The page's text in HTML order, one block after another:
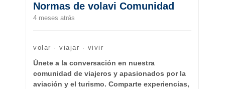
Normas de volavi Comunidad
4 meses atrás
volar · viajar · vivir
Únete a la conversación en nuestra
comunidad de viajeros y apasionados por la
aviación y el turismo. Comparte experiencias,